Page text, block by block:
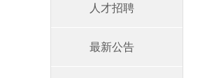
人才招聘
最新公告